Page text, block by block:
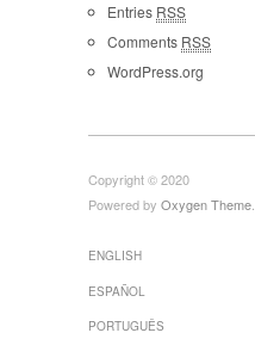
Entries RSS
Comments RSS
WordPress.org
Copyright © 2020
Powered by Oxygen Theme.
ENGLISH
ESPAÑOL
PORTUGUÊS